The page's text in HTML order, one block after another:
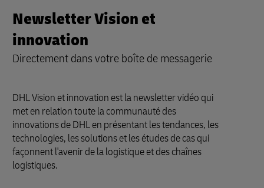
4:14
6
Newsletter Vision et
innovation
Directement dans votre boîte de messagerie
DHL Vision et innovation est la newsletter vidéo qui
met en relation toute la communauté des
innovations de DHL en présentant les tendances, les
technologies, les solutions et les études de cas qui
façonnent l'avenir de la logistique et des chaînes
logistiques.